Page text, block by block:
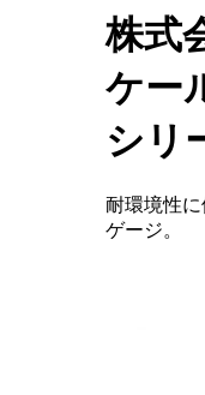
株式
ケー
シリ
耐環境性
ゲージ。